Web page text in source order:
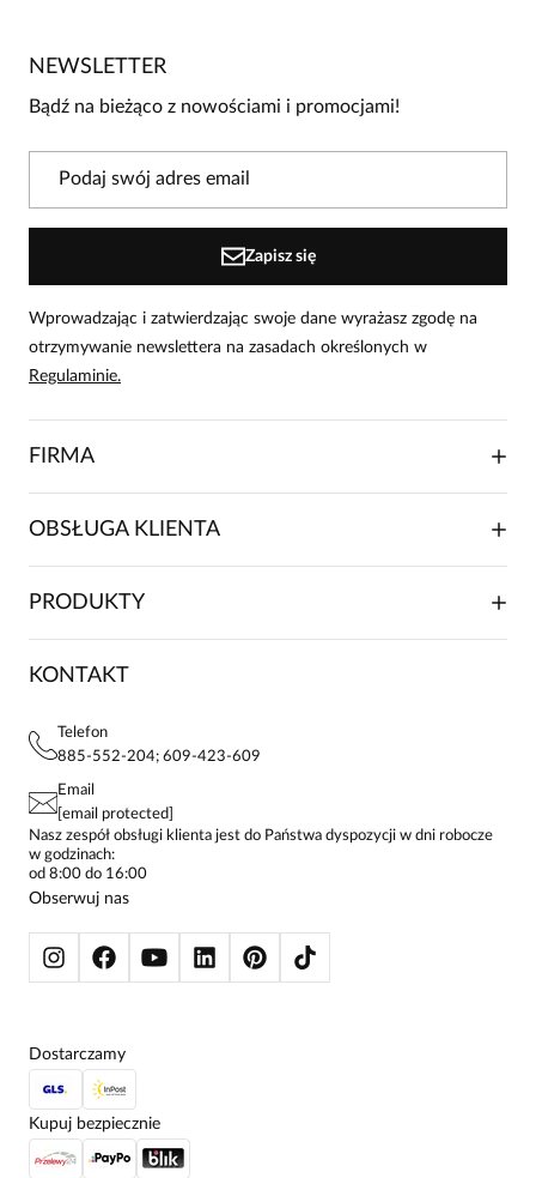
Bądź pierwszą osobą, która podzieli się opinią o tym
W naszej witrynie opinie mogą dodawać tylko
NEWSLETTER
Bądź na bieżąco z nowościami i promocjami!
Zapisz się
Wprowadzając i zatwierdzając swoje dane wyrażasz zgodę na
otrzymywanie newslettera na zasadach określonych w
Regulaminie.
FIRMA
FRANCZYZA
MAPA WITRYNY
KONTAKTY
OBSŁUGA KLIENTA
FAQ
POLITYKA PRYWATNOŚCI
STREFA STAŁEGO KLIENTA
PRODUKTY
KOSZULE DAMSKIE
SPODNIE DAMSKIE
ŻAKIETY I MARYNARKI
SWETRY
BLUZY
KONTAKT
Telefon
885-552-204; 609-423-609
Email
[email protected]
Nasz zespół obsługi klienta jest do Państwa dyspozycji w dni robocze
w godzinach:
od 8:00 do 16:00
Obserwuj nas
Dostarczamy
Kupuj bezpiecznie